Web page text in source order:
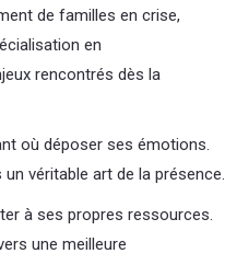
de familles en crise,
en
rencontrés dès la
où déposer ses émotions.
véritable art de la présence.
à ses propres ressources.
une meilleure